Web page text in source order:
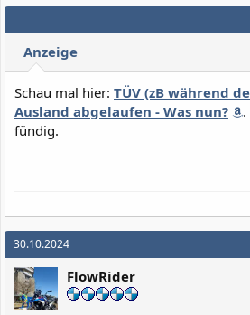
Anzeige
Schau mal hier: TÜV (zB während
Ausland abgelaufen - Was nun?
.
fündig.
30.10.2024
FlowRider